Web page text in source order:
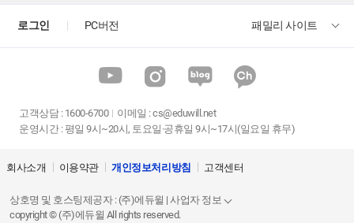
로그인 PC버전 패밀리 사이트
고객상담: 1600-6700 이메일 :cs@eduwill.net
운영시간 : 평일 9시~20시, 토요일·공휴일 9시~17시(일요일 휴무)
회사소개 이용약관 개인정보처리방침 고객센터
상호명 및 호스팅제공자 : (주)에듀윌 | 사업자 정보
copyright © (주)에듀윌 All rights reserved.